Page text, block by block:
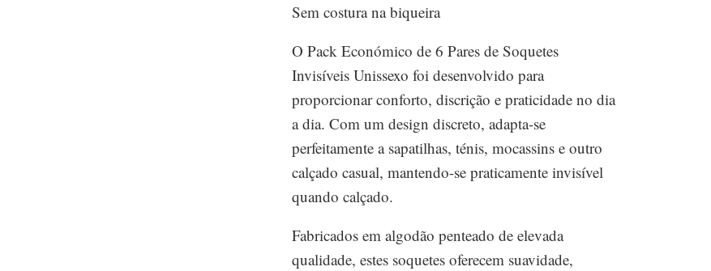
Sem costura na biqueira
O Pack Económico de 6 Pares de Soquetes
Invisíveis Unissexo foi desenvolvido para
proporcionar conforto, discrição e praticidade no dia
a dia. Com um design discreto, adapta-se
perfeitamente a sapatilhas, ténis, mocassins e outro
calçado casual, mantendo-se praticamente invisível
quando calçado.
Fabricados em algodão penteado de elevada
qualidade, estes soquetes oferecem suavidade,